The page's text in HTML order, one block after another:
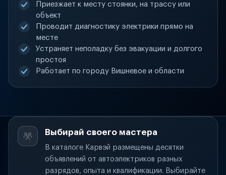
Приезжает к месту стоянки, на трассу или
объект
Проводит диагностику электрики прямо на
месте
Устраняет неполадку без эвакуации и долгого
простоя
Работает по городу Вишневое и области
Выбирай своего мастера
В каталоге Карвэй размещены десятки
объявлений от автоэлектриков разных
разрядов, опыта и квалификации. Выбирайте